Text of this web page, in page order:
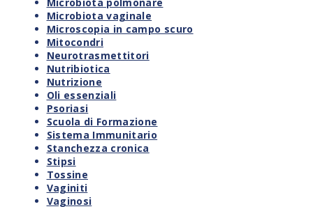
Microbiota polmonare
Microbiota vaginale
Microscopia in campo scuro
Mitocondri
Neurotrasmettitori
Nutribiotica
Nutrizione
Oli essenziali
Psoriasi
Scuola di Formazione
Sistema Immunitario
Stanchezza cronica
Stipsi
Tossine
Vaginiti
Vaginosi